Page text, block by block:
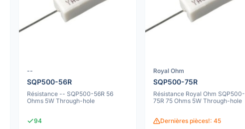
--
SQP500-56R
Résistance -- SQP500-56R 56
Ohms 5W Through-hole
94
Royal Ohm
SQP500-75R
Résistance Royal Ohm SQP500-
75R 75 Ohms 5W Through-hole
Dernières pièces!: 45